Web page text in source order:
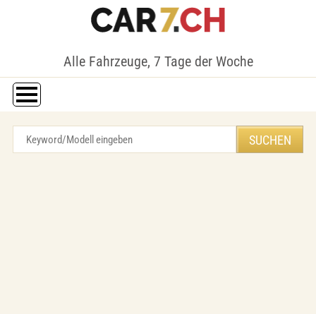
Alle Fahrzeuge, 7 Tage der Woche